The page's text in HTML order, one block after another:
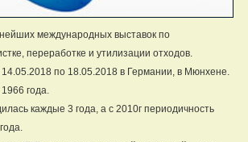
международных выставок по
переработке и утилизации отходов.
по 18.05.2018 в Германии, в Мюнхене.
1966 года.
каждые 3 года, а с 2010г периодичность